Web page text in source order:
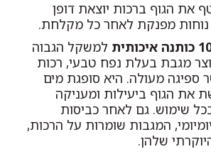
את הגוף ברכות יוצאת דופן
מפנקת לאחר כל מקלחת.
למשקל הגבוה
מגבת בעלת נפח טבעי, רכות
ספיגה מעולה. היא סופגת מים
את הגוף ביעילות ומעניקה
שימוש. גם לאחר כביסות
המגבות שומרות על הרכות,
שלהן.